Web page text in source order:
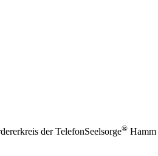
der TelefonSeelsorge® Hamm